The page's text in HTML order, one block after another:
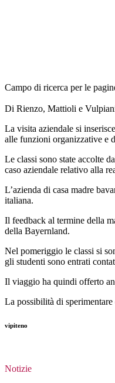
Campo di ricerca per le
Di Rienzo, Mattioli e
La visita aziendale si
alle funzioni organizzative e
Le classi sono state accolte
caso aziendale relativo alla
L’azienda di casa madre
italiana.
Il feedback al termine della
della Bayernland.
Nel pomeriggio le classi si
gli studenti sono entrati
Il viaggio ha quindi offerto
La possibilità di
vipiteno
Notizie